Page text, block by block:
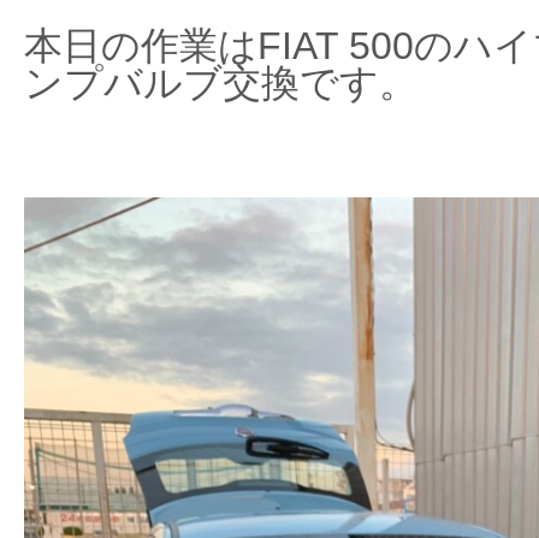
本日の作業はFIAT 500のハ
ンプバルブ交換です。